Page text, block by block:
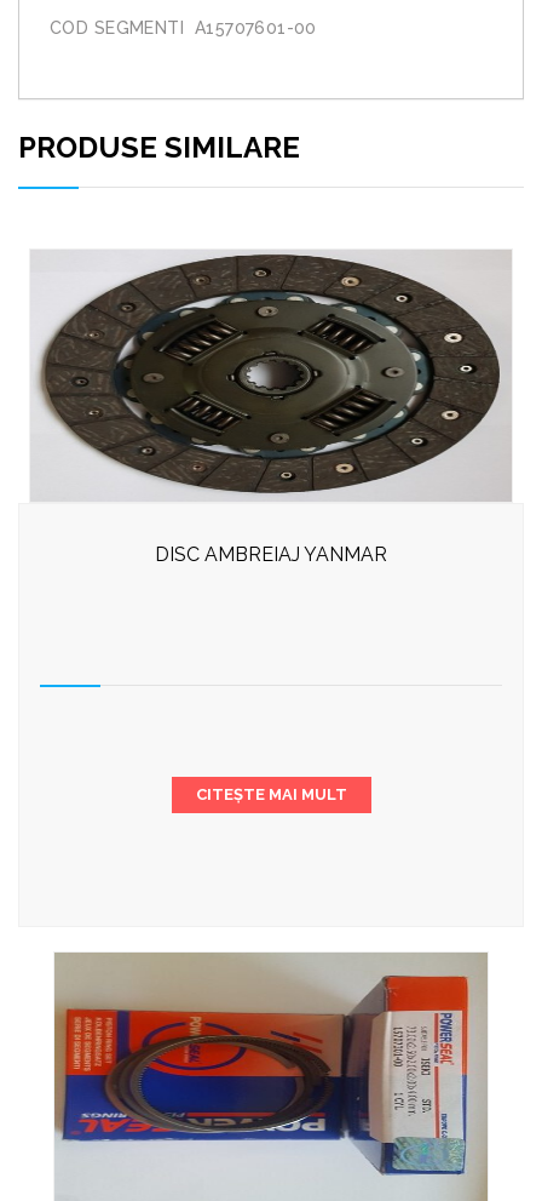
COD SEGMENTI A15707601-00
PRODUSE SIMILARE
DISC AMBREIAJ YANMAR
CITEȘTE MAI MULT